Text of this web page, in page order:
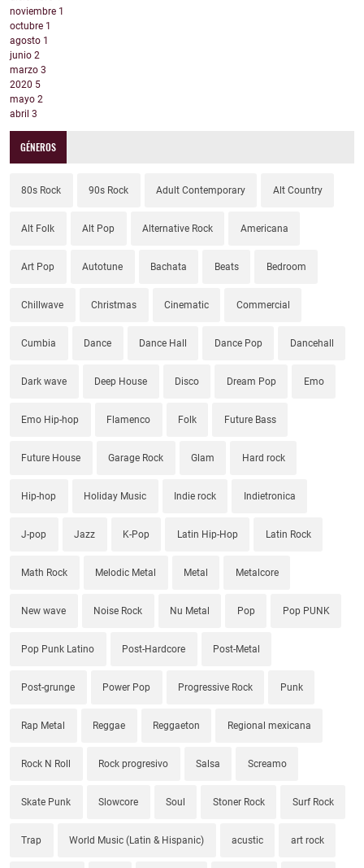
noviembre 1
octubre 1
agosto 1
junio 2
marzo 3
2020 5
mayo 2
abril 3
GÉNEROS
80s Rock 90s Rock Adult Contemporary Alt Country
Alt Folk Alt Pop Alternative Rock Americana
Art Pop Autotune Bachata Beats Bedroom
Chillwave Christmas Cinematic Commercial
Cumbia Dance Dance Hall Dance Pop Dancehall
Dark wave Deep House Disco Dream Pop Emo
Emo Hip-hop Flamenco Folk Future Bass
Future House Garage Rock Glam Hard rock
Hip-hop Holiday Music Indie rock Indietronica
J-pop Jazz K-Pop Latin Hip-Hop Latin Rock
Math Rock Melodic Metal Metal Metalcore
New wave Noise Rock Nu Metal Pop Pop PUNK
Pop Punk Latino Post-Hardcore Post-Metal
Post-grunge Power Pop Progressive Rock Punk
Rap Metal Reggae Reggaeton Regional mexicana
Rock N Roll Rock progresivo Salsa Screamo
Skate Punk Slowcore Soul Stoner Rock Surf Rock
Trap World Music (Latin & Hispanic) acustic art rock